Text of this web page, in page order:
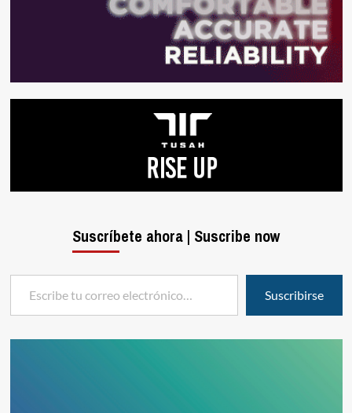
Suscríbete ahora | Suscribe now
Escribe tu correo electrónico…
Suscribirse